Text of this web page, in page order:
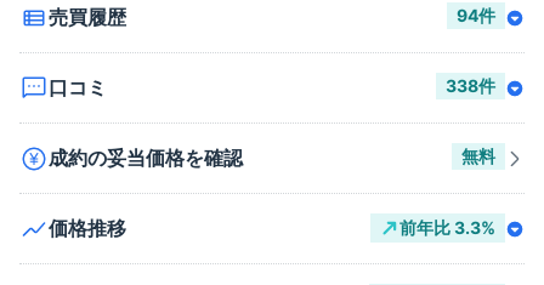
売買履歴 94件
口コミ 338件
成約の妥当価格を確認 無料
価格推移 前年比3.3%